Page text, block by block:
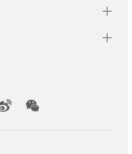
Accounts